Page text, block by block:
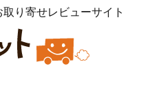
り寄せレビューサイト